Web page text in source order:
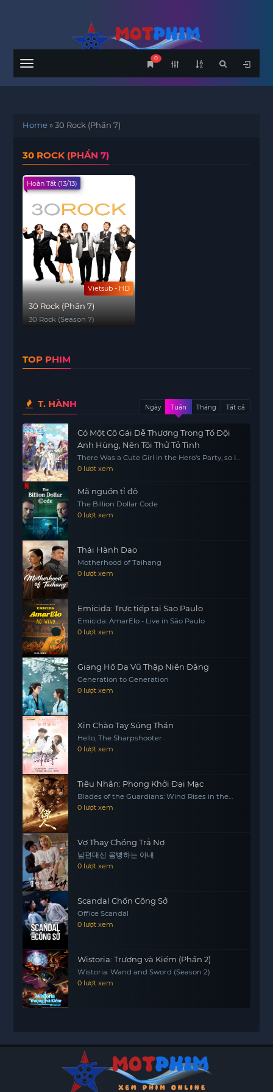
Menu
0
Home»30 Rock (Phần 7)
30 ROCK (PHẦN 7)
Vietsub - HD
Hoàn Tất (13/13)
30 Rock (Phần 7)
30 Rock (Season 7)
TOP PHIM
T. HÀNH Ngày Tuần Tháng Tất cả
Có Một Cô Gái Dễ Thương Trong Tổ Đội
Anh Hùng, Nên Tôi Thử Tỏ Tình
There Was a Cute Girl in the Hero's Party, so I
Tried Confessing to Her
0 lượt xem
Mã nguồn tỉ đô
The Billion Dollar Code
0 lượt xem
Thái Hành Dao
Motherhood of Taihang
0 lượt xem
Emicida: Trực tiếp tại Sao Paulo
Emicida: AmarElo - Live in São Paulo
0 lượt xem
Giang Hồ Dạ Vũ Thập Niên Đăng
Generation to Generation
0 lượt xem
Xin Chào Tay Súng Thần
Hello, The Sharpshooter
0 lượt xem
Tiêu Nhân: Phong Khởi Đại Mạc
Blades of the Guardians: Wind Rises in the
Desert
0 lượt xem
Vợ Thay Chồng Trả Nợ
남편대신 몸빵하는 아내
0 lượt xem
Scandal Chốn Công Sở
Office Scandal
0 lượt xem
Wistoria: Trượng và Kiếm (Phần 2)
Wistoria: Wand and Sword (Season 2)
0 lượt xem